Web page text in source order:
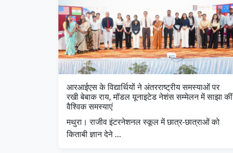
आरआईएस के विद्यार्थियों ने अंतरराष्ट्रीय समस्याओं पर
रखी बेबाक राय, मॉडल यूनाइटेड नेशंस सम्मेलन में साझा कीं
वैश्विक समस्याएं
मथुरा। राजीव इंटरनेशनल स्कूल में छात्र-छात्राओं को
किताबी ज्ञान देने …